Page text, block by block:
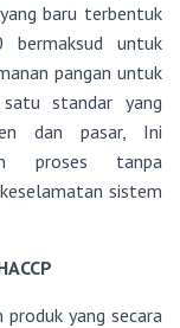
baru terbentuk
untuk
pangan untuk
satu standar yang
dan pasar, Ini
proses tanpa
sistem
produk yang secara